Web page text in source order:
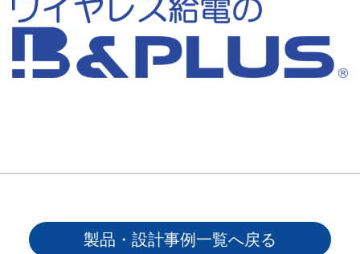
製品・設計事例一覧へ戻る